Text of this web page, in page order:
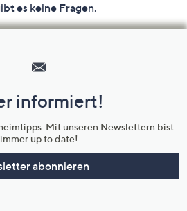
informiert!
Mit unseren Newslettern bist
up to date!
abonnieren